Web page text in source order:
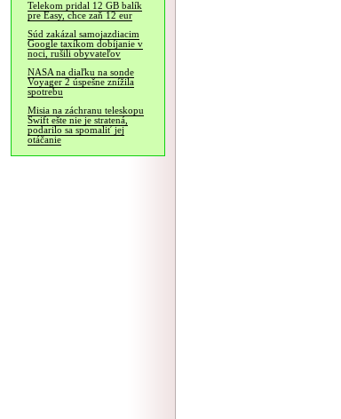
Telekom pridal 12 GB balík
pre Easy, chce zaň 12 eur
Súd zakázal samojazdiacim
Google taxíkom dobíjanie v
noci, rušili obyvateľov
NASA na diaľku na sonde
Voyager 2 úspešne znížila
spotrebu
Misia na záchranu teleskopu
Swift ešte nie je stratená,
podarilo sa spomaliť jej
otáčanie